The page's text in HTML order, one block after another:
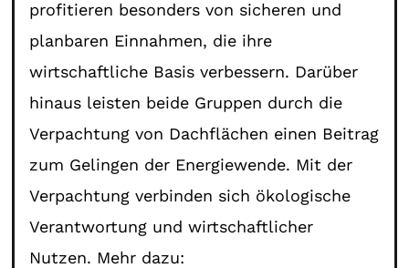
profitieren besonders von sicheren und
planbaren Einnahmen, die ihre
wirtschaftliche Basis verbessern. Darüber
hinaus leisten beide Gruppen durch die
Verpachtung von Dachflächen einen Beitrag
zum Gelingen der Energiewende. Mit der
Verpachtung verbinden sich ökologische
Verantwortung und wirtschaftlicher
Nutzen. Mehr dazu: